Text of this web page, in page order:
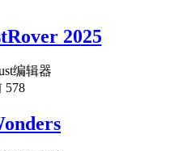
2025
编辑器
578